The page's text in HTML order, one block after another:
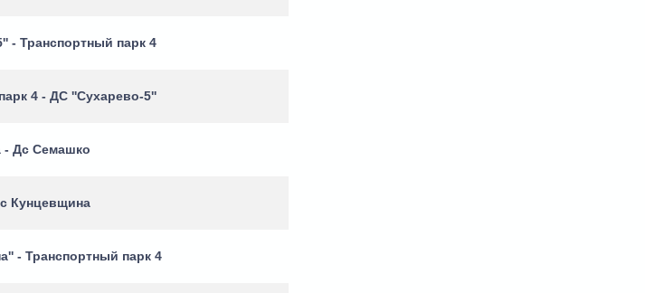
- Транспортный парк 4
4 - ДС ''Сухарево-5''
- Дс Семашко
Кунцевщина
- Транспортный парк 4